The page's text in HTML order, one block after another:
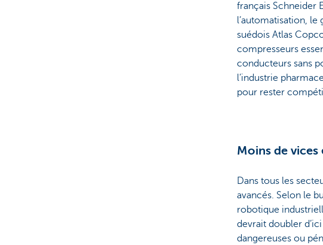
français Schneider
l’automatisation,
suédois Atlas
compresseurs
conducteurs sans
l’industrie
pour rester
Moins de
Dans tous les
avancés. Selon le
robotique
devrait doubler
dangereuses ou